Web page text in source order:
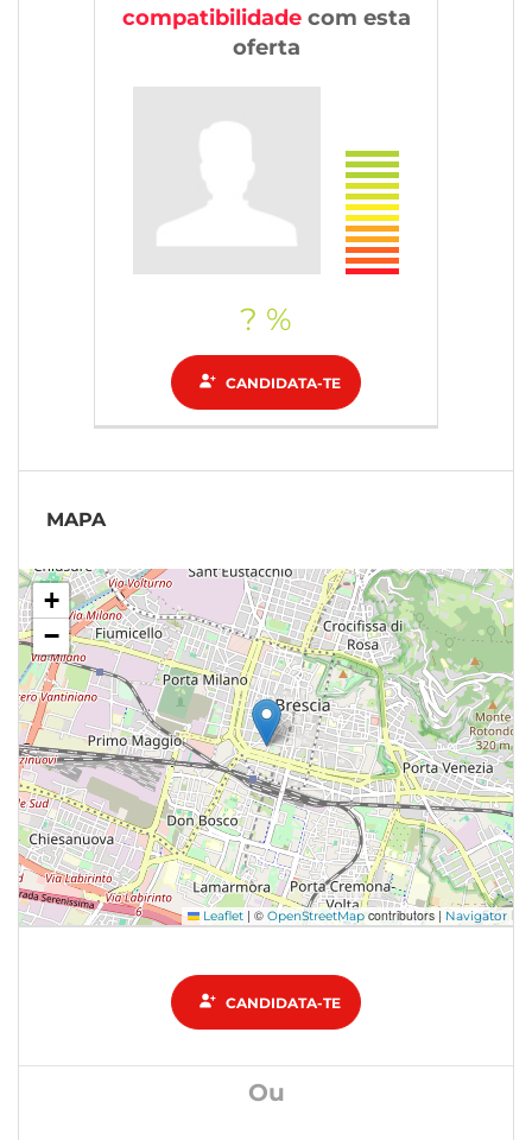
compatibilidadecom esta
oferta
? %
CANDIDATA-TE
MAPA
+
−
Leaflet | © OpenStreetMapcontributors | Navigator
CANDIDATA-TE
Ou